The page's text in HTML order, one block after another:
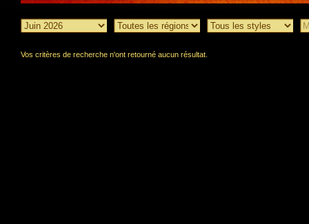
Vos critères de recherche n'ont retourné aucun résultat.